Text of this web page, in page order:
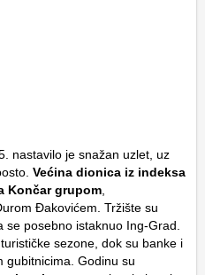
nastavilo je snažan uzlet, uz
Većina dionica iz indeksa
Končar grupom
Đakovićem. Tržište su
posebno istaknuo Ing-Grad.
sezone, dok su banke i
gubitnicima. Godinu su